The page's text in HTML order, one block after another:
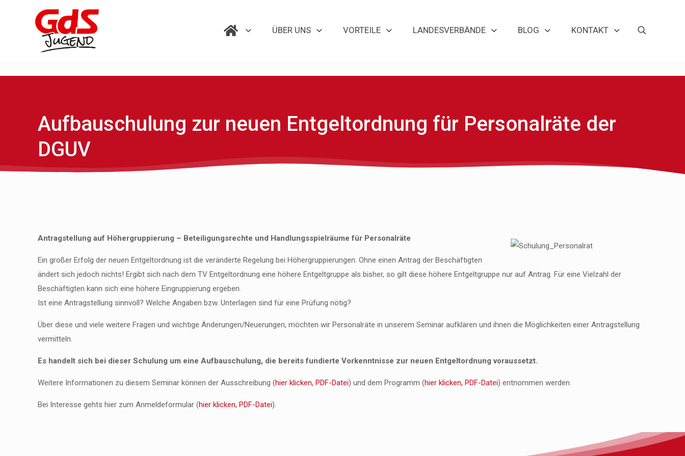
ÜBER UNS VORTEILE LANDESVERBÄNDE BLOG KONTAKT
Aufbauschulung zur neuen Entgeltordnung für Personalräte der
DGUV
Antragstellung auf Höhergruppierung – Beteiligungsrechte und Handlungsspielräume für Personalräte
Ein großer Erfolg der neuen Entgeltordnung ist die veränderte Regelung bei Höhergruppierungen. Ohne einen Antrag der Beschäftigten
ändert sich jedoch nichts! Ergibt sich nach dem TV Entgeltordnung eine höhere Entgeltgruppe als bisher, so gilt diese höhere Entgeltgruppe nur auf Antrag. Für eine Vielzahl der
Beschäftigten kann sich eine höhere Eingruppierung ergeben.
Ist eine Antragstellung sinnvoll? Welche Angaben bzw. Unterlagen sind für eine Prüfung nötig?
Über diese und viele weitere Fragen und wichtige Änderungen/Neuerungen, möchten wir Personalräte in unserem Seminar aufklären und ihnen die Möglichkeiten einer Antragstellung
vermitteln.
Es handelt sich bei dieser Schulung um eine Aufbauschulung, die bereits fundierte Vorkenntnisse zur neuen Entgeltordnung voraussetzt.
Weitere Informationen zu diesem Seminar können der Ausschreibung (hier klicken, PDF-Datei) und dem Programm (hier klicken, PDF-Datei) entnommen werden.
Bei Interesse gehts hier zum Anmeldeformular (hier klicken, PDF-Datei).